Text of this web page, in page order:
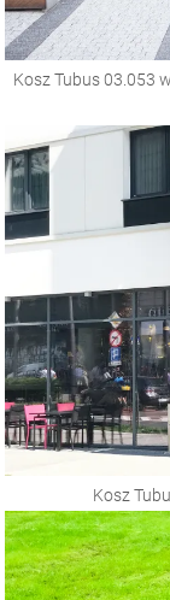
Kosz Tubus 03.053
Kosz